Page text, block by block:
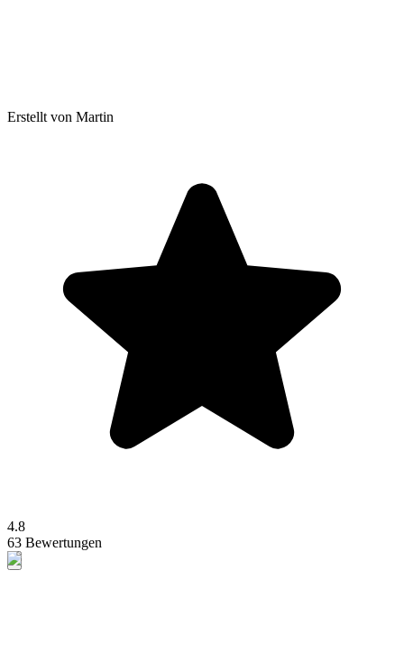
Erstellt von Martin
4.8
63 Bewertungen